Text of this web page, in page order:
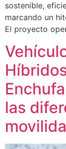
sostenible,
marcando un
El proyecto
las